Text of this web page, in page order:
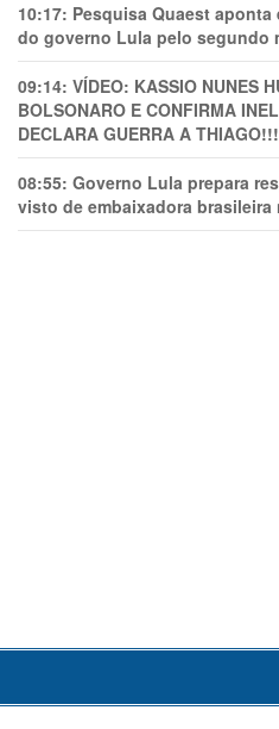
10:17: Pesquisa Quaest
do governo Lula pelo segundo
09:14: VÍDEO: KASSIO NUNES
BOLSONARO E CONFIRMA
DECLARA GUERRA A THIAGO!!!
08:55: Governo Lula prepara
visto de embaixadora brasileira